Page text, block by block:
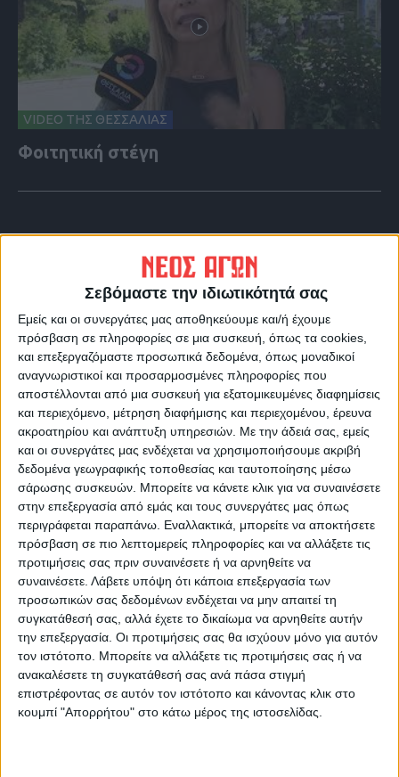
Σεβόμαστε την ιδιωτικότητά σας
Εμείς και οι συνεργάτες μας αποθηκεύουμε και/ή έχουμε
πρόσβαση σε πληροφορίες σε μια συσκευή, όπως τα cookies,
και επεξεργαζόμαστε προσωπικά δεδομένα, όπως μοναδικοί
αναγνωριστικοί και προσαρμοσμένες πληροφορίες που
αποστέλλονται από μια συσκευή για εξατομικευμένες διαφημίσεις
και περιεχόμενο, μέτρηση διαφήμισης και περιεχομένου, έρευνα
ακροατηρίου και ανάπτυξη υπηρεσιών. Με την άδειά σας, εμείς
και οι συνεργάτες μας ενδέχεται να χρησιμοποιήσουμε ακριβή
δεδομένα γεωγραφικής τοποθεσίας και ταυτοποίησης μέσω
σάρωσης συσκευών. Μπορείτε να κάνετε κλικ για να συναινέσετε
στην επεξεργασία από εμάς και τους συνεργάτες μας όπως
περιγράφεται παραπάνω. Εναλλακτικά, μπορείτε να αποκτήσετε
πρόσβαση σε πιο λεπτομερείς πληροφορίες και να αλλάξετε τις
προτιμήσεις σας πριν συναινέσετε ή να αρνηθείτε να
συναινέσετε. Λάβετε υπόψη ότι κάποια επεξεργασία των
προσωπικών σας δεδομένων ενδέχεται να μην απαιτεί τη
συγκατάθεσή σας, αλλά έχετε το δικαίωμα να αρνηθείτε αυτήν
την επεξεργασία. Οι προτιμήσεις σας θα ισχύουν μόνο για αυτόν
τον ιστότοπο. Μπορείτε να αλλάξετε τις προτιμήσεις σας ή να
ανακαλέσετε τη συγκατάθεσή σας ανά πάσα στιγμή
επιστρέφοντας σε αυτόν τον ιστότοπο και κάνοντας κλικ στο
κουμπί "Απορρήτου" στο κάτω μέρος της ιστοσελίδας.
VIDEO ΤΗΣ ΘΕΣΣΑΛΙΑΣ
Φοιτητική στέγη
VIDEO ΤΗΣ ΘΕΣΣΑΛΙΑΣ
Οι 9 άξονες Κουρέτα για να "σωθεί" η
Θεσσαλία από την λειψυδρία